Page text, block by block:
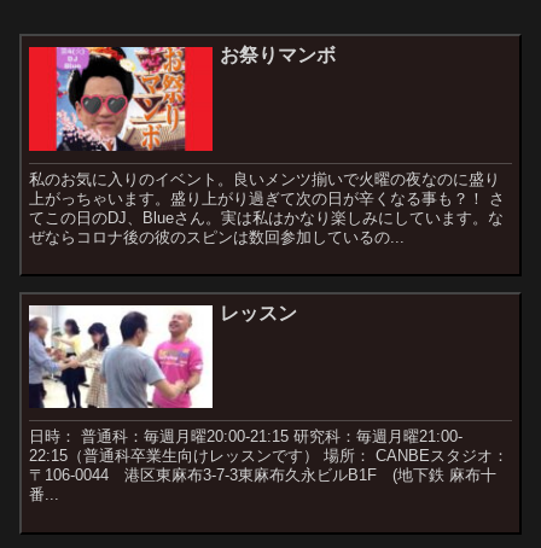
お祭りマンボ
私のお気に入りのイベント。良いメンツ揃いで火曜の夜なのに盛り
上がっちゃいます。盛り上がり過ぎて次の日が辛くなる事も？！ さ
てこの日のDJ、Blueさん。実は私はかなり楽しみにしています。な
ぜならコロナ後の彼のスピンは数回参加しているの...
レッスン
日時： 普通科：毎週月曜20:00-21:15 研究科：毎週月曜21:00-
22:15（普通科卒業生向けレッスンです） 場所： CANBEスタジオ：
〒106-0044 港区東麻布3-7-3東麻布久永ビルB1F (地下鉄 麻布十
番...